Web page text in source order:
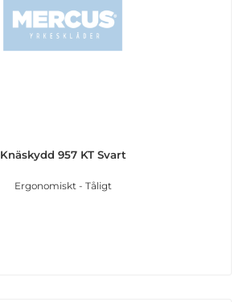
Knäskydd 957 KT Svart
Ergonomiskt - Tåligt